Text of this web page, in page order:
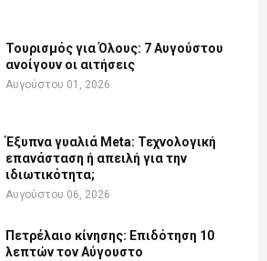
Τουρισμός για Όλους: 7 Αυγούστου
ανοίγουν οι αιτήσεις
Αυγούστου 01, 2026
Έξυπνα γυαλιά Meta: Τεχνολογική
επανάσταση ή απειλή για την
ιδιωτικότητα;
Αυγούστου 06, 2026
Πετρέλαιο κίνησης: Επιδότηση 10
λεπτών τον Αύγουστο